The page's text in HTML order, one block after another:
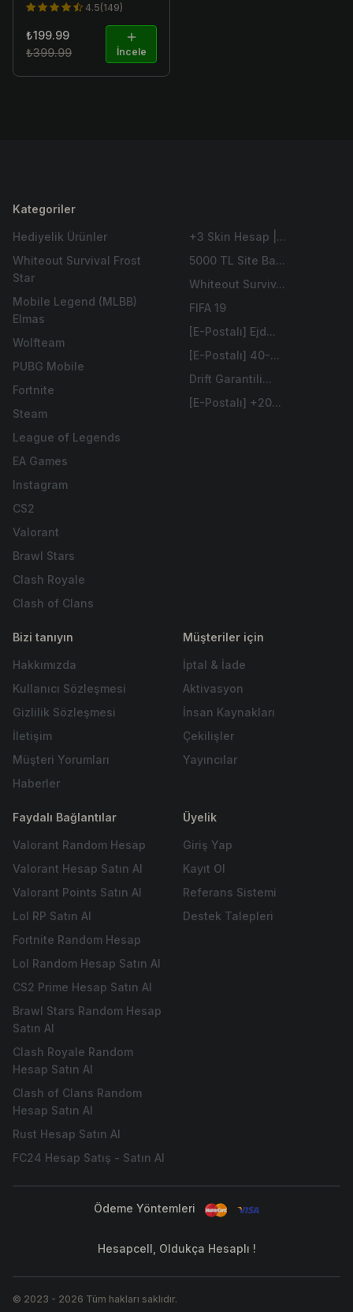
4.5(149)
₺199.99
₺399.99
İncele
Kategoriler
Hediyelik Ürünler
Whiteout Survival Frost
Star
Mobile Legend (MLBB)
Elmas
Wolfteam
PUBG Mobile
Fortnite
Steam
League of Legends
EA Games
Instagram
CS2
Valorant
Brawl Stars
Clash Royale
Clash of Clans
+3 Skin Hesap |...
5000 TL Site Ba...
Whiteout Surviv...
FIFA 19
[E-Postalı] Ejd...
[E-Postalı] 40-...
Drift Garantili...
[E-Postalı] +20...
Bizi tanıyın
Hakkımızda
Kullanıcı Sözleşmesi
Gizlilik Sözleşmesi
İletişim
Müşteri Yorumları
Haberler
Müşteriler için
İptal & İade
Aktivasyon
İnsan Kaynakları
Çekilişler
Yayıncılar
Faydalı Bağlantılar
Valorant Random Hesap
Valorant Hesap Satın Al
Valorant Points Satın Al
Lol RP Satın Al
Fortnite Random Hesap
Lol Random Hesap Satın Al
CS2 Prime Hesap Satın Al
Brawl Stars Random Hesap
Satın Al
Clash Royale Random
Hesap Satın Al
Clash of Clans Random
Hesap Satın Al
Rust Hesap Satın Al
FC24 Hesap Satış - Satın Al
Üyelik
Giriş Yap
Kayıt Ol
Referans Sistemi
Destek Talepleri
Ödeme Yöntemleri
Hesapcell, Oldukça Hesaplı !
© 2023 - 2026 Tüm hakları saklıdır.